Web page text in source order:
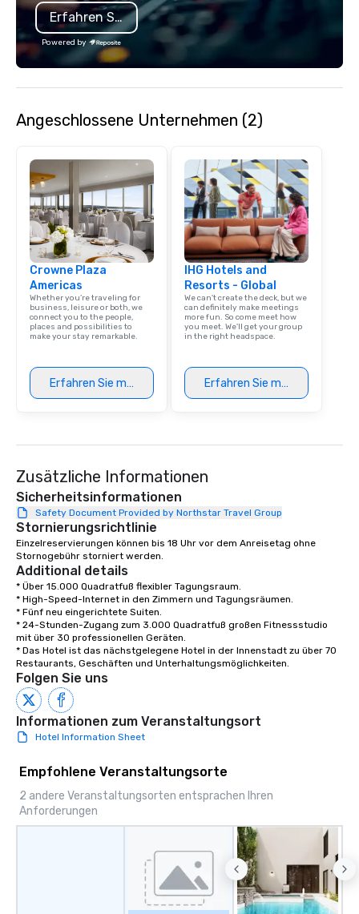
Erfahren Sie mehr
Powered by
Angeschlossene Unternehmen (2)
Crowne Plaza
Americas
Whether you’re traveling for
business, leisure or both, we
connect you to the people,
places and possibilities to
make your stay remarkable.
Erfahren Sie mehr
IHG Hotels and
Resorts - Global
We can't create the deck, but we
can definitely make meetings
more fun. So come meet how
you meet. We'll get your group
in the right headspace.
Erfahren Sie mehr
Zusätzliche Informationen
Sicherheitsinformationen
Safety Document Provided by Northstar Travel Group
Stornierungsrichtlinie
Einzelreservierungen können bis 18 Uhr vor dem Anreisetag ohne
Stornogebühr storniert werden.
Additional details
* Über 15.000 Quadratfuß flexibler Tagungsraum.
* High-Speed-Internet in den Zimmern und Tagungsräumen.
* Fünf neu eingerichtete Suiten.
* 24-Stunden-Zugang zum 3.000 Quadratfuß großen Fitnessstudio
mit über 30 professionellen Geräten.
* Das Hotel ist das nächstgelegene Hotel in der Innenstadt zu über 70
Restaurants, Geschäften und Unterhaltungsmöglichkeiten.
Folgen Sie uns
Informationen zum Veranstaltungsort
Hotel Information Sheet
Empfohlene Veranstaltungsorte
2 andere Veranstaltungsorten entsprachen Ihren
Anforderungen